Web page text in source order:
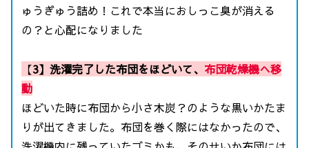
ゅうぎゅう詰め！これで本当におしっこ臭が消える
の？と心配になりました
【3】洗濯完了した布団をほどいて、 布団乾燥機へ移
動
ほどいた時に布団から小さ木炭？のような黒いかたま
りが出てきました。布団を巻く際にはなかったので、